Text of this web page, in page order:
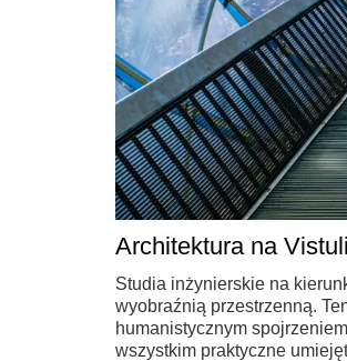
Architektura na
Studia inżynierskie na
wyobraźnią przestrzenną.
humanistycznym
wszystkim praktyczne